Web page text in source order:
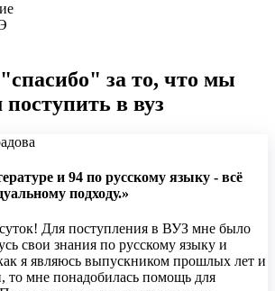
за то, что мы
в вуз
и 94 по русскому языку - всё
подходу.»
Для поступления в ВУЗ мне было
свои знания по русскому языку и
я являюсь выпускником прошлых лет и
то мне понадобилась помощь для